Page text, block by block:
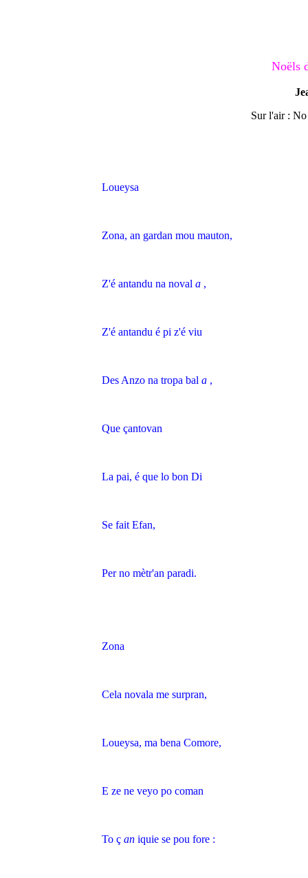
Noëls
Sur l'air :
Loueysa
Zona, an gardan mou mauton,
Z'é antandu na noval a ,
Z'é antandu é pi z'é viu
Des Anzo na tropa bal a ,
Que çantovan
La pai, é que lo bon Di
Se fait Efan,
Per no mètr'an paradi.
Zona
Cela novala me surpran,
Loueysa, ma bena Comore,
E ze ne veyo po coman
To ç an iquie se pou fore :